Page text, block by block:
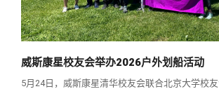
威斯康星校友会举办2026户外划船活动
5月24日，威斯康星清华校友会联合北京大学校友